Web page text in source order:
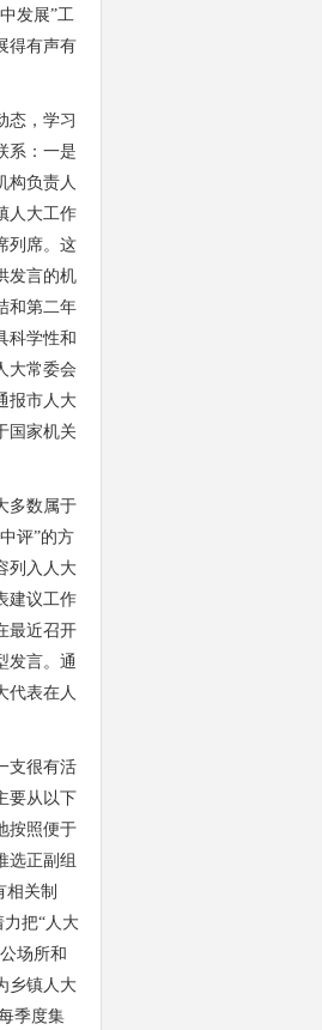
发展”工
得有声有
态，学习
系：一是
构负责人
人大工作
列席。这
发言的机
和第二年
科学性和
大常委会
报市人大
国家机关
多数属于
评”的方
列入人大
建议工作
最近召开
发言。通
代表在人
支很有活
要从以下
按照便于
选正副组
相关制
把“人大
场所和
乡镇人大
季度集